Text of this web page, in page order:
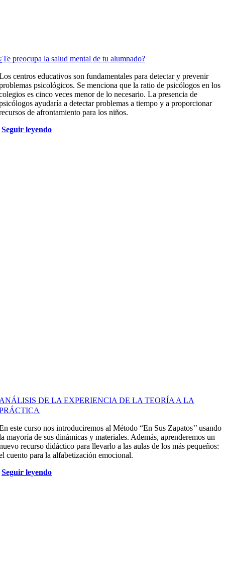
preocupa la salud mental de tu alumnado?
centros educativos son fundamentales para detectar y prevenir
psicológicos. Se menciona que la ratio de psicólogos en los
es cinco veces menor de lo necesario. La presencia de
ayudaría a detectar problemas a tiempo y a proporcionar
de afrontamiento para los niños.
Seguir leyendo
DE LA EXPERIENCIA DE LA TEORÍA A LA
este curso nos introduciremos al Método “En Sus Zapatos’’ usando
mayoría de sus dinámicas y materiales. Además, aprenderemos un
recurso didáctico para llevarlo a las aulas de los más pequeños:
cuento para la alfabetización emocional.
Seguir leyendo